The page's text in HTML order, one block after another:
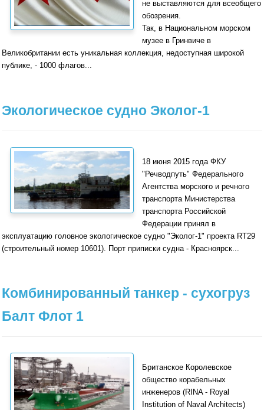
не выставляются для всеобщего
обозрения.
Так, в Национальном морском
музее в Гринвиче в
Великобритании есть уникальная коллекция, недоступная широкой
публике, - 1000 флагов...
Экологическое судно Эколог-1
18 июня 2015 года ФКУ
"Речводпуть" Федерального
Агентства морского и речного
транспорта Министерства
транспорта Российской
Федерации принял в
эксплуатацию головное экологическое судно "Эколог-1" проекта RT29
(строительный номер 10601). Порт приписки судна - Красноярск...
Комбинированный танкер - сухогруз
Балт Флот 1
Британское Королевское
общество корабельных
инженеров (RINA - Royal
Institution of Naval Architects)